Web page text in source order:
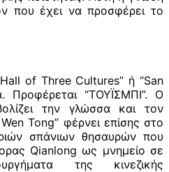
που έχει να προσφέρει το
of Three Cultures” ή “San
Προφέρεται “ΤΟΥΪΣΜΠΙ”. Ο
την γλώσσα και τον
Tong” φέρνει επίσης στο
σπάνιων θησαυρών που
Qianlong ως μνημείο σε
της κινεζικής